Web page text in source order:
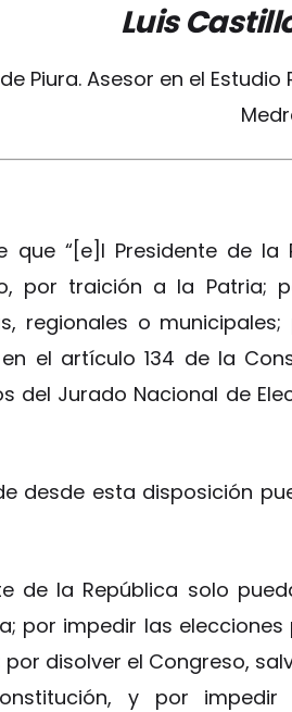
Luis
Piura. Asesor en el Estudio
que “[e]l Presidente de la
por traición a la Patria;
regionales o
el artículo 134 de la
del Jurado Nacional de
desde esta disposición
de la República solo
por impedir las elecciones
disolver el Congreso,
y por impedir